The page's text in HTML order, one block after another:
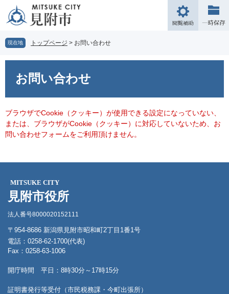
の
先
頭
ー
を
飛
文
へ
閲
覧
現在地 トップページ > お問い合わせ
お問い合わせ
ブラウザでCookie（クッキー）が使用できる設定になっていない、
または、ブラウザがCookie（クッキー）に対応していないため、お
問い合わせフォームをご利用頂けません。
MITSUKE CITY
見附市役所
法人番号8000020152111
〒954-8686 新潟県見附市昭和町2丁目1番1号
電話：0258-62-1700(代表)
Fax：0258-63-1006
開庁時間 平日：8時30分～17時15分
証明書発行等受付（市民税務課・今町出張所）